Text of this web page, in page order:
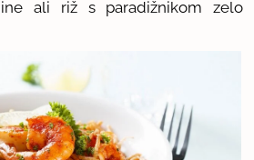
ali riž s paradižnikom zelo